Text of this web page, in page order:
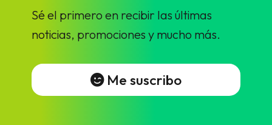
Sé el primero en recibir las últimas
noticias, promociones y mucho más.
Me suscribo